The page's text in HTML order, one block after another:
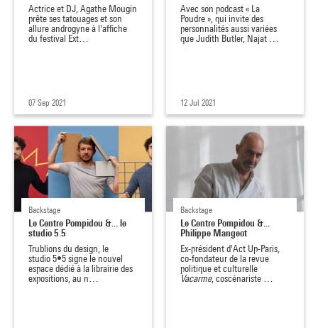
Actrice et DJ, Agathe Mougin
prête ses tatouages et son
allure androgyne à l'affiche
du festival Ext…
07 Sep 2021
Avec son podcast « La
Poudre », qui invite des
personnalités aussi variées
que Judith Butler, Najat …
12 Jul 2021
Backstage
Le Centre Pompidou &... le
studio 5.5
Trublions du design, le
studio 5•5 signe le nouvel
espace dédié à la librairie des
expositions, au n…
Backstage
Le Centre Pompidou &...
Philippe Mangeot
Ex-président d'Act Up-Paris,
co-fondateur de la revue
politique et culturelle
Vacarme, coscénariste …